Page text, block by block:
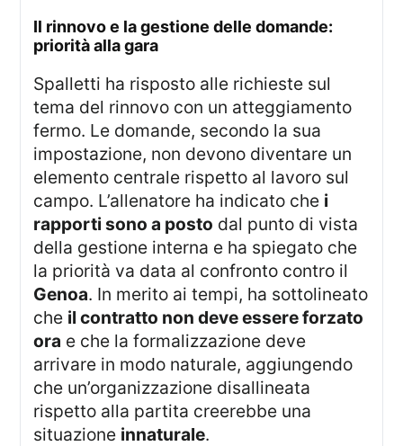
il rinnovo e la gestione delle domande:
priorità alla gara
Spalletti ha risposto alle richieste sul
tema del rinnovo con un atteggiamento
fermo. Le domande, secondo la sua
impostazione, non devono diventare un
elemento centrale rispetto al lavoro sul
campo. L’allenatore ha indicato che i
rapporti sono a posto dal punto di vista
della gestione interna e ha spiegato che
la priorità va data al confronto contro il
Genoa. In merito ai tempi, ha sottolineato
che il contratto non deve essere forzato
ora e che la formalizzazione deve
arrivare in modo naturale, aggiungendo
che un’organizzazione disallineata
rispetto alla partita creerebbe una
situazione innaturale.